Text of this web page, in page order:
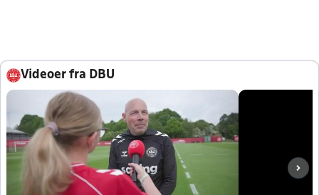
Videoer fra DBU